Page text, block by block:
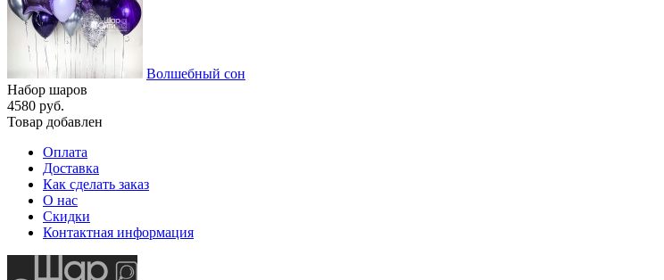
Волшебный сон
Набор шаров
4580 руб.
Товар добавлен
Оплата
Доставка
Как сделать заказ
О нас
Скидки
Контактная информация